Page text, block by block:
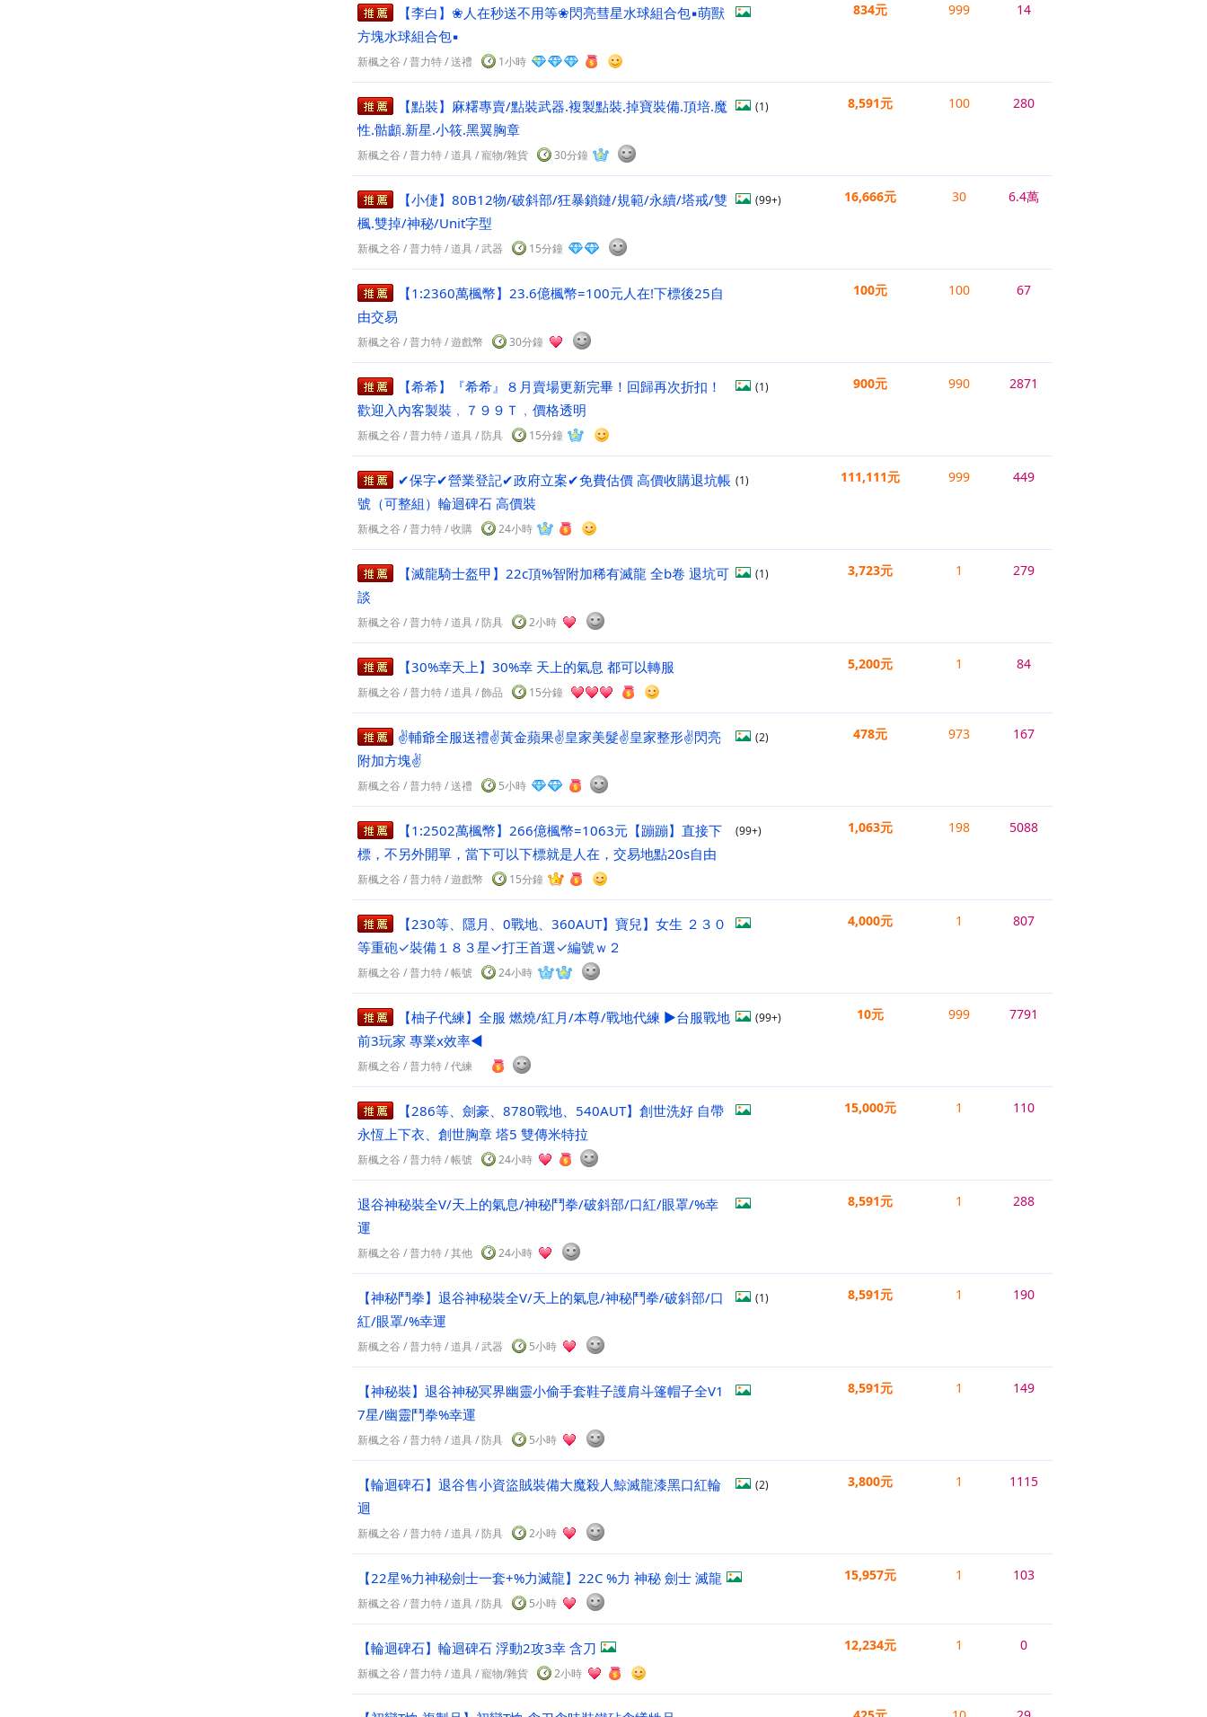
【李白】❀人在秒送不用等❀閃亮彗星水球組合包▪︎萌獸
方塊水球組合包▪︎
新楓之谷 /普力特/送禮 1小時
834元 999 14
【點裝】麻糬專賣/點裝武器.複製點裝.掉寶裝備.頂培.魔
性.骷顱.新星.小筱.黑翼胸章
(1)
新楓之谷 /普力特/道具 / 寵物/雜貨 30分鐘
8,591元 100 280
【小倢】80B12物/破斜部/狂暴鎖鏈/規範/永續/塔戒/雙
楓.雙掉/神秘/Unit字型
(99+)
新楓之谷 /普力特/道具 / 武器 15分鐘
16,666元 30 6.4萬
【1:2360萬楓幣】23.6億楓幣=100元人在!下標後25自
由交易
新楓之谷 /普力特/遊戲幣 30分鐘
100元 100 67
【希希】『希希』８月賣場更新完畢！回歸再次折扣！
歡迎入內客製裝﹐７９９Ｔ﹐價格透明
(1)
新楓之谷 /普力特/道具 / 防具 15分鐘
900元 990 2871
✔保字✔營業登記✔政府立案✔免費估價 高價收購退坑帳
號（可整組）輪迴碑石 高價裝
(1)
新楓之谷 /普力特/收購 24小時
111,111元 999 449
【滅龍騎士盔甲】22c頂%智附加稀有滅龍 全b卷 退坑可
談
(1)
新楓之谷 /普力特/道具 / 防具 2小時
3,723元 1 279
【30%幸天上】30%幸 天上的氣息 都可以轉服
新楓之谷 /普力特/道具 / 飾品 15分鐘
5,200元 1 84
✌輔爺全服送禮✌黃金蘋果✌皇家美髮✌皇家整形✌閃亮
附加方塊✌
(2)
新楓之谷 /普力特/送禮 5小時
478元 973 167
【1:2502萬楓幣】266億楓幣=1063元【蹦蹦】直接下
標，不另外開單，當下可以下標就是人在，交易地點20s自由
(99+)
新楓之谷 /普力特/遊戲幣 15分鐘
1,063元 198 5088
【230等、隱月、0戰地、360AUT】寶兒】女生 ２３０
等重砲✓裝備１８３星✓打王首選✓編號ｗ２
新楓之谷 /普力特/帳號 24小時
4,000元 1 807
【柚子代練】全服 燃燒/紅月/本尊/戰地代練 ►台服戰地
前3玩家 專業x效率◄
(99+)
新楓之谷 /普力特/代練
10元 999 7791
【286等、劍豪、8780戰地、540AUT】創世洗好 自帶
永恆上下衣、創世胸章 塔5 雙傳米特拉
新楓之谷 /普力特/帳號 24小時
15,000元 1 110
退谷神秘裝全V/天上的氣息/神秘鬥拳/破斜部/口紅/眼罩/%幸
運
新楓之谷 /普力特/其他 24小時
8,591元 1 288
【神秘鬥拳】退谷神秘裝全V/天上的氣息/神秘鬥拳/破斜部/口
紅/眼罩/%幸運
(1)
新楓之谷 /普力特/道具 / 武器 5小時
8,591元 1 190
【神秘裝】退谷神秘冥界幽靈小偷手套鞋子護肩斗篷帽子全V1
7星/幽靈鬥拳%幸運
新楓之谷 /普力特/道具 / 防具 5小時
8,591元 1 149
【輪迴碑石】退谷售小資盜賊裝備大魔殺人鯨滅龍漆黑口紅輪
迴
(2)
新楓之谷 /普力特/道具 / 防具 2小時
3,800元 1 1115
【22星%力神秘劍士一套+%力滅龍】22C %力 神秘 劍士 滅龍
新楓之谷 /普力特/道具 / 防具 5小時
15,957元 1 103
【輪迴碑石】輪迴碑石 浮動2攻3幸 含刀
新楓之谷 /普力特/道具 / 寵物/雜貨 2小時
12,234元 1 0